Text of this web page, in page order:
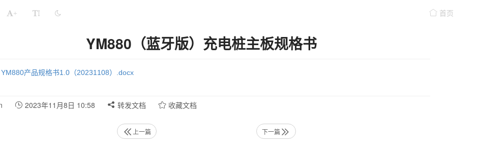
+ 首页
YM880（蓝牙版）充电桩主板规格书
YM880产品规格书1.0（20231108）.docx
2023年11月8日 10:58 转发文档 收藏文档
上一篇 下一篇